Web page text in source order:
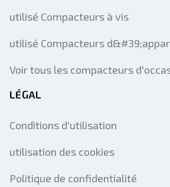
utilisé Compacteurs à vis
utilisé Compacteurs
Voir tous les compacteurs
LÉGAL
Conditions d'utilisation
utilisation des cookies
Politique de confidentialité